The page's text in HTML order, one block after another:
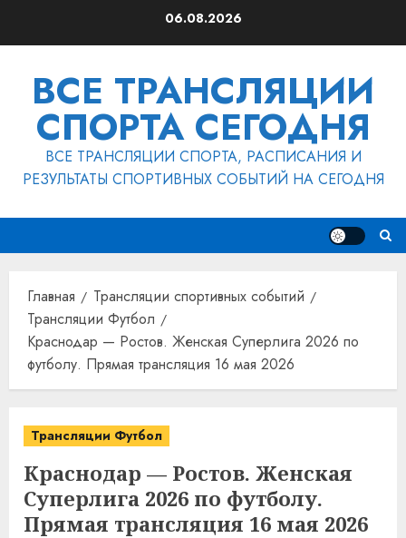
06.08.2026
ВСЕ ТРАНСЛЯЦИИ
СПОРТА СЕГОДНЯ
ВСЕ ТРАНСЛЯЦИИ СПОРТА, РАСПИСАНИЯ И
РЕЗУЛЬТАТЫ СПОРТИВНЫХ СОБЫТИЙ НА СЕГОДНЯ
Главная
Трансляции спортивных событий
Трансляции Футбол
Краснодар — Ростов. Женская Суперлига 2026 по
футболу. Прямая трансляция 16 мая 2026
Трансляции Футбол
Краснодар — Ростов. Женская
Суперлига 2026 по футболу.
Прямая трансляция 16 мая 2026